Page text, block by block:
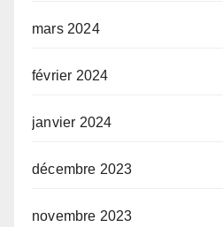
mars 2024
février 2024
janvier 2024
décembre 2023
novembre 2023